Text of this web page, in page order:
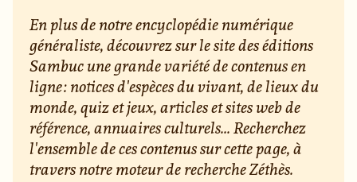
En plus de notre encyclopédie numérique
généraliste, découvrez sur le site des éditions
Sambuc une grande variété de contenus en
ligne : notices d'espèces du vivant, de lieux du
monde, quiz et jeux, articles et sites web de
référence, annuaires culturels... Recherchez
l'ensemble de ces contenus sur cette page, à
travers notre moteur de recherche Zéthès.